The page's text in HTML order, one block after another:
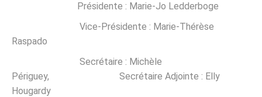
Présidente : Marie-Jo Ledderboge
Vice-Présidente : Marie-Thérèse
Raspado
Secrétaire : Michèle
Périguey, Secrétaire Adjointe : Elly
Hougardy